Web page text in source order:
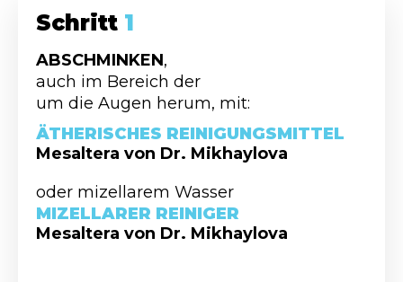
Schritt 1
ABSCHMINKEN,
auch im Bereich der
um die Augen herum, mit:
ÄTHERISCHES REINIGUNGSMITTEL
Mesaltera von Dr. Mikhaylova
oder mizellarem Wasser
MIZELLARER REINIGER
Mesaltera von Dr. Mikhaylova